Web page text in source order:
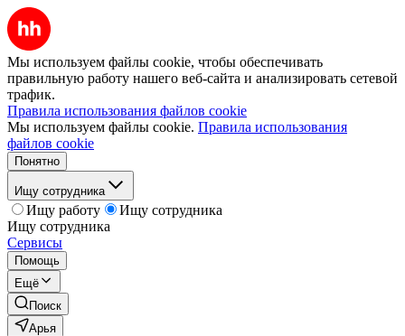
Мы используем файлы cookie, чтобы обеспечивать
правильную работу нашего веб-сайта и анализировать сетевой
трафик.
Правила использования файлов cookie
Мы используем файлы cookie. Правила использования
файлов cookie
Понятно
Ищу сотрудника
Ищу работу
Ищу сотрудника
Ищу сотрудника
Сервисы
Помощь
Ещё
Поиск
Арья